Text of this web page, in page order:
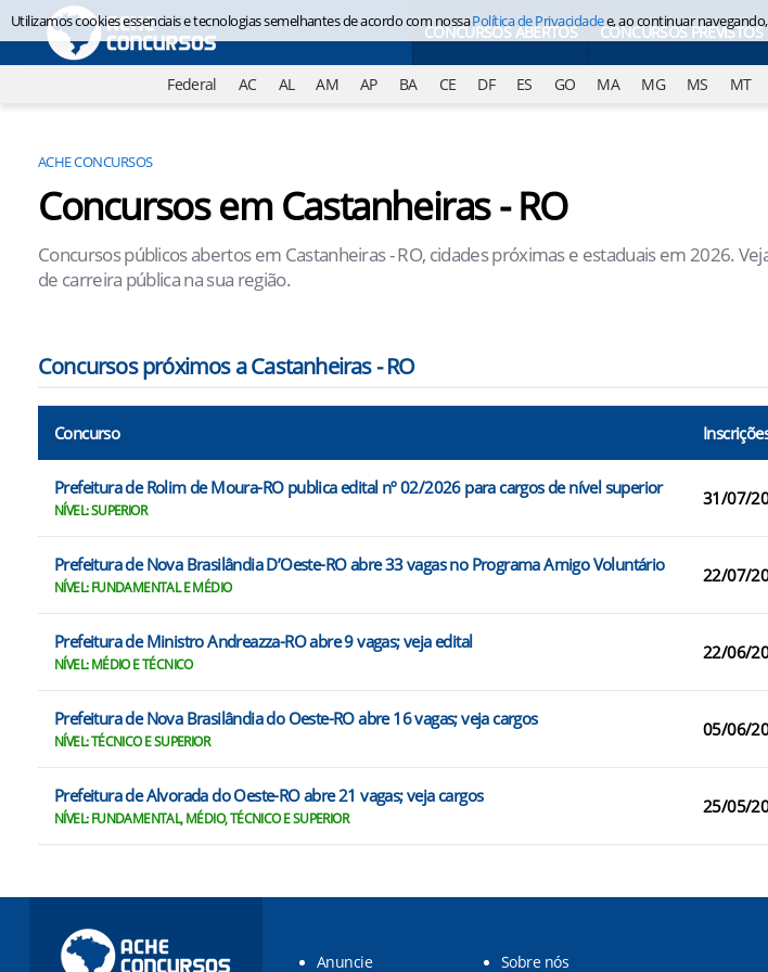
CONCURSOS ABERTOS CONCURSOS PREVISTOS
Federal AC AL AM AP BA CE DF ES GO MA MG MS MT
ACHE CONCURSOS
Concursos em Castanheiras - RO
Concursos públicos abertos em Castanheiras - RO, cidades próximas e estaduais em 2026.
de carreira pública na sua região.
Concursos próximos a Castanheiras - RO
Concurso
Prefeitura de Rolim de Moura-RO publica edital nº 02/2026 para cargos de nível superior
NÍVEL: SUPERIOR
31/07/
Prefeitura de Nova Brasilândia D’Oeste-RO abre 33 vagas no Programa Amigo Voluntário
NÍVEL: FUNDAMENTAL E MÉDIO
22/07/
Prefeitura de Ministro Andreazza-RO abre 9 vagas; veja edital
NÍVEL: MÉDIO E TÉCNICO
22/06/
Prefeitura de Nova Brasilândia do Oeste-RO abre 16 vagas; veja cargos
NÍVEL: TÉCNICO E SUPERIOR
05/06/
Prefeitura de Alvorada do Oeste-RO abre 21 vagas; veja cargos
NÍVEL: FUNDAMENTAL, MÉDIO, TÉCNICO E SUPERIOR
25/05/
Anuncie Sobre nós
Utilizamos cookies essenciais e tecnologias semelhantes de acordo com nossaPolítica de Privacidadee, ao continuar